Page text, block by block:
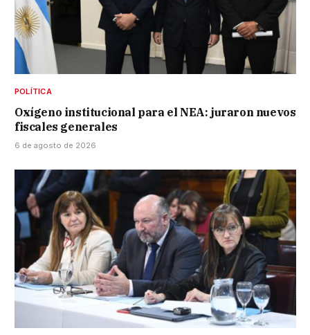
POLÍTICA
Oxígeno institucional para el NEA: juraron nuevos
fiscales generales
6 de agosto de 2026